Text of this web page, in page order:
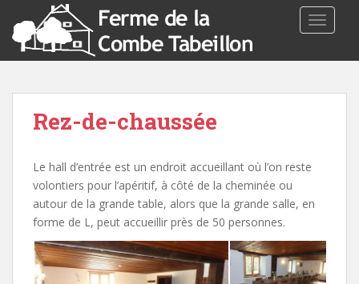
Rez-de-chaussée
Le hall d’entrée est un endroit accueillant où l’on reste
volontiers pour l’apéritif, à côté de la cheminée ou
autour de la grande table, alors que la grande salle, en
forme de L, peut accueillir près de 50 personnes.